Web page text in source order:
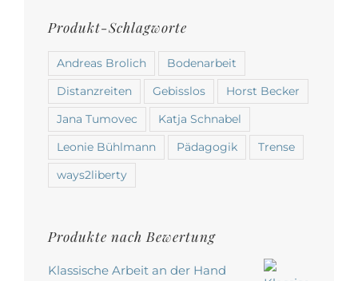
Produkt-Schlagworte
Andreas Brolich Bodenarbeit
Distanzreiten Gebisslos Horst Becker
Jana Tumovec Katja Schnabel
Leonie Bühlmann Pädagogik Trense
ways2liberty
Produkte nach Bewertung
Klassische Arbeit an der Hand